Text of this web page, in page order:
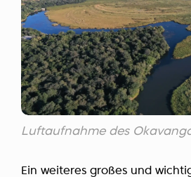
Luftaufnahme des
Ein weiteres großes und